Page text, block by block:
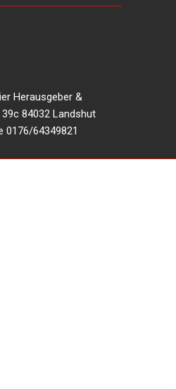
Herausgeber &
84032 Landshut
0176/64349821